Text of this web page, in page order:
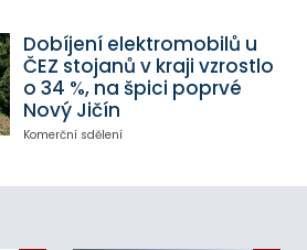
Dobíjení elektromobilů u
ČEZ stojanů v kraji vzrostlo
o 34 %, na špici poprvé
Nový Jičín
Komerční sdělení